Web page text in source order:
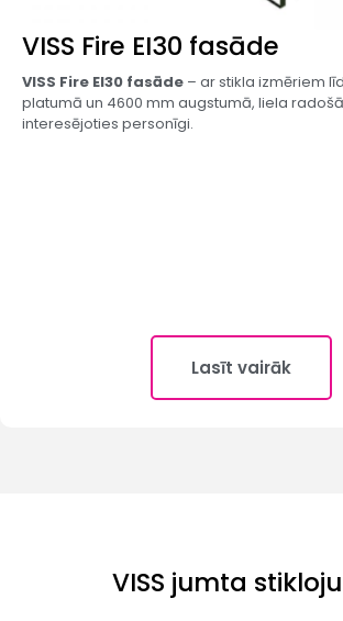
VISS Fire EI30 fasāde​
VISS Fire EI30 fasāde – ar stikla izmēriem
platumā un 4600 mm augstumā, liela
interesējoties personīgi.
Lasīt vairāk
VISS jumta